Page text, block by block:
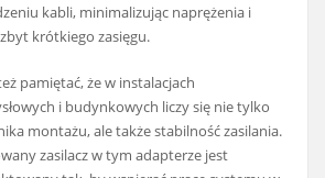
kabli, minimalizując naprężenia i
krótkiego zasięgu.
pamiętać, że w instalacjach
i budynkowych liczy się nie tylko
montażu, ale także stabilność zasilania.
zasilacz w tym adapterze jest